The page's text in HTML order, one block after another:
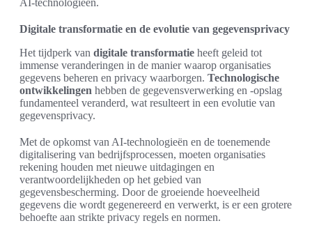
AI-technologieën.
Digitale transformatie en de evolutie van gegevensprivacy
Het tijdperk van digitale transformatie heeft geleid tot
immense veranderingen in de manier waarop organisaties
gegevens beheren en privacy waarborgen. Technologische
ontwikkelingen hebben de gegevensverwerking en -opslag
fundamenteel veranderd, wat resulteert in een evolutie van
gegevensprivacy.
Met de opkomst van AI-technologieën en de toenemende
digitalisering van bedrijfsprocessen, moeten organisaties
rekening houden met nieuwe uitdagingen en
verantwoordelijkheden op het gebied van
gegevensbescherming. Door de groeiende hoeveelheid
gegevens die wordt gegenereerd en verwerkt, is er een grotere
behoefte aan strikte privacy regels en normen.